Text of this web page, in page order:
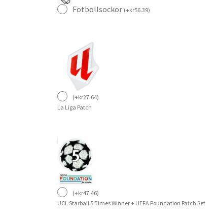
Fotbollsockor (+kr56.39)
(+kr27.64)
La Liga Patch
(+kr47.46)
UCL Starball 5 Times Winner + UEFA Foundation Patch Set